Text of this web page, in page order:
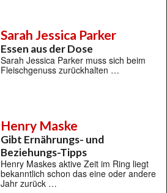
Sarah Jessica Parker
Essen aus der Dose
Sarah Jessica Parker muss sich beim
Fleischgenuss zurückhalten …
Henry Maske
Gibt Ernährungs- und
Beziehungs-Tipps
Henry Maskes aktive Zeit im Ring liegt
bekanntlich schon das eine oder andere
Jahr zurück …